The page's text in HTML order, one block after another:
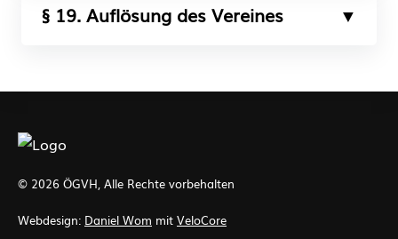
§ 19. Auflösung des Vereines
© 2026 ÖGVH, Alle Rechte vorbehalten
Webdesign: Daniel Wom mit VeloCore